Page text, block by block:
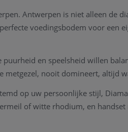
Antwerpen is niet alleen de
voedingsbodem voor een
en speelsheid willen
metgezel, nooit domineert, altijd
op uw persoonlijke stijl,
of witte rhodium, en